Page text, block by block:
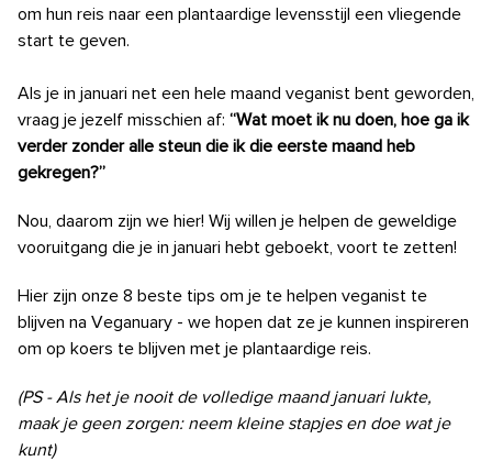
om hun reis naar een plantaardige levensstijl een vliegende
start te geven.
Als je in januari net een hele maand veganist bent geworden,
vraag je jezelf misschien af: “Wat moet ik nu doen, hoe ga ik
verder zonder alle steun die ik die eerste maand heb
gekregen?”
Nou, daarom zijn we hier! Wij willen je helpen de geweldige
vooruitgang die je in januari hebt geboekt, voort te zetten!
Hier zijn onze 8 beste tips om je te helpen veganist te
blijven na Veganuary - we hopen dat ze je kunnen inspireren
om op koers te blijven met je plantaardige reis.
(PS - Als het je nooit de volledige maand januari lukte,
maak je geen zorgen: neem kleine stapjes en doe wat je
kunt)